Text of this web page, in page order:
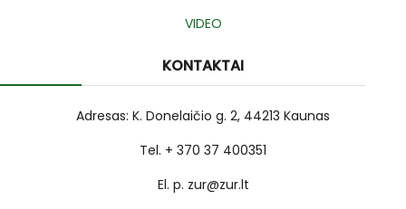
VIDEO
KONTAKTAI
Adresas: K. Donelaičio g. 2, 44213 Kaunas
Tel. + 370 37 400351
El. p. zur@zur.lt